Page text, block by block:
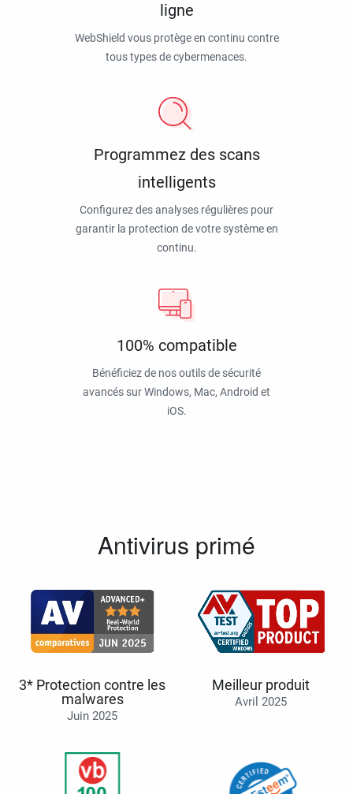
ligne
WebShield vous protège en continu contre
tous types de cybermenaces.
Programmez des scans
intelligents
Configurez des analyses régulières pour
garantir la protection de votre système en
continu.
100% compatible
Bénéficiez de nos outils de sécurité
avancés sur Windows, Mac, Android et
iOS.
Antivirus primé
3* Protection contre les
malwares
Juin 2025
Meilleur produit
Avril 2025